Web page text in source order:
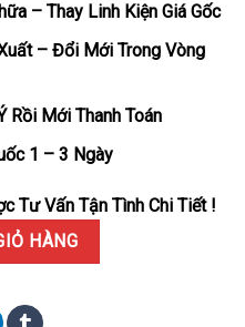
– Thay Linh Kiện Giá Gốc
– Đổi Mới Trong Vòng
Rồi Mới Thanh Toán
1 – 3 Ngày
Tư Vấn Tận Tình Chi Tiết !
Overseas 4500V Mặt Số Đen
HÀNG